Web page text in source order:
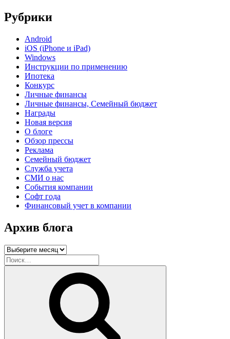
Рубрики
Android
iOS (iPhone и iPad)
Windows
Инструкции по применению
Ипотека
Конкурс
Личные финансы
Личные финансы, Семейный бюджет
Награды
Новая версия
О блоге
Обзор прессы
Реклама
Семейный бюджет
Служба учета
СМИ о нас
События компании
Софт года
Финансовый учет в компании
Архив блога
Архив
блога
Искать: